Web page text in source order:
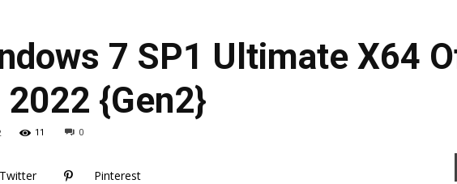
7 SP1 Ultimate X64
2022 {Gen2}
11 0
Twitter Pinterest